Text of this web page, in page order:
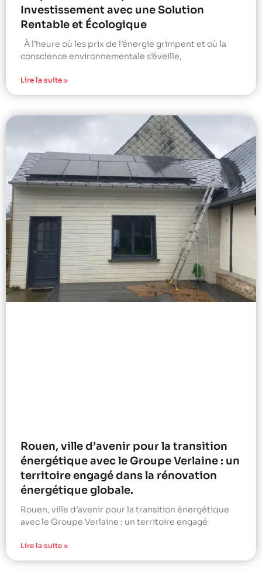
Investissement avec une Solution
Rentable et Écologique
À l’heure où les prix de l’énergie grimpent et où la
conscience environnementale s’éveille,
Lire la suite »
Rouen, ville d’avenir pour la transition
énergétique avec le Groupe Verlaine : un
territoire engagé dans la rénovation
énergétique globale.
Rouen, ville d’avenir pour la transition énergétique
avec le Groupe Verlaine : un territoire engagé
Lire la suite »